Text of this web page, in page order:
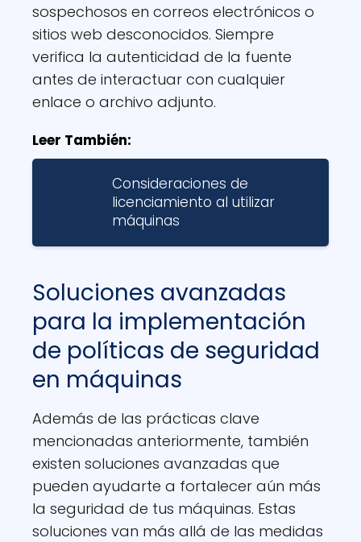
sospechosos en correos electrónicos o
sitios web desconocidos. Siempre
verifica la autenticidad de la fuente
antes de interactuar con cualquier
enlace o archivo adjunto.
Leer También:
Consideraciones de
licenciamiento al utilizar
máquinas
Soluciones avanzadas
para la implementación
de políticas de seguridad
en máquinas
Además de las prácticas clave
mencionadas anteriormente, también
existen soluciones avanzadas que
pueden ayudarte a fortalecer aún más
la seguridad de tus máquinas. Estas
soluciones van más allá de las medidas